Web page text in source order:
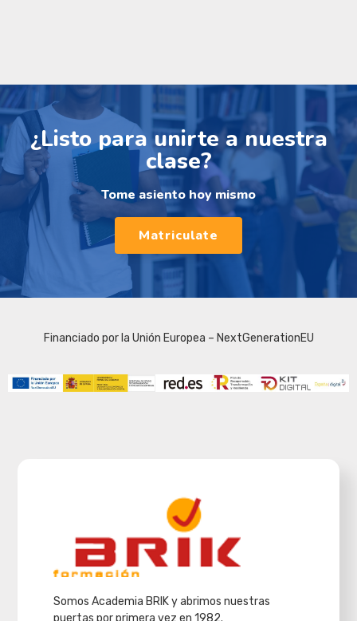
¿Listo para unirte a nuestra
clase?
Tome asiento hoy mismo
Matriculate
Financiado por la Unión Europea – NextGenerationEU
Somos Academia BRIK y abrimos nuestras